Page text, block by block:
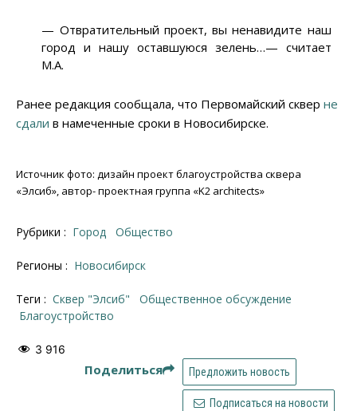
— Отвратительный проект, вы ненавидите наш
город и нашу оставшуюся зелень…— считает
М.А.
Ранее редакция сообщала, что Первомайский сквер не
сдали в намеченные сроки в Новосибирске.
Источник фото: дизайн проект благоустройства сквера
«Элсиб», автор- проектная группа «K2 architects»
Рубрики : Город Общество
Регионы : Новосибирск
Теги : сквер "Элсиб"
общественное обсуждение
благоустройство
3 916
Поделиться Предложить новость
Подписаться на новости